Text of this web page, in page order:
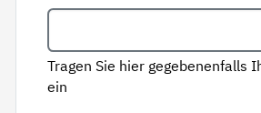
Tragen Sie hier gegebenenfalls
ein